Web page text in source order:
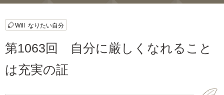
Will なりたい自分
第1063回 自分に厳しくなれること
は充実の証